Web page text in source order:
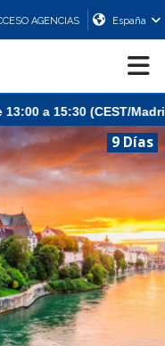
AGENCIAS España
Madrid).
9 Días